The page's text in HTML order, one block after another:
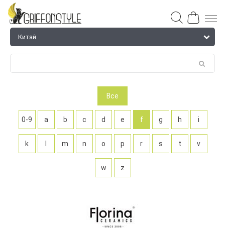
Все
0-9 a b c d e f g h i
k m n o p r s t v
w z